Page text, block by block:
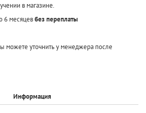
в магазине.
6 месяцевбез переплаты
можете уточнить у менеджера после
Информация